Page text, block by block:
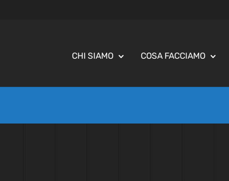
CHI SIAMO COSA FACCIAMO